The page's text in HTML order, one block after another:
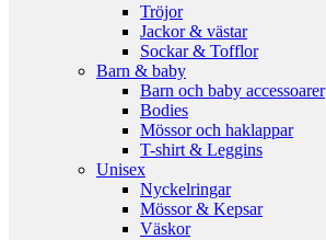
Tröjor
Jackor & västar
Sockar & Tofflor
Barn & baby
Barn och baby accessoarer
Bodies
Mössor och haklappar
T-shirt & Leggins
Unisex
Nyckelringar
Mössor & Kepsar
Väskor